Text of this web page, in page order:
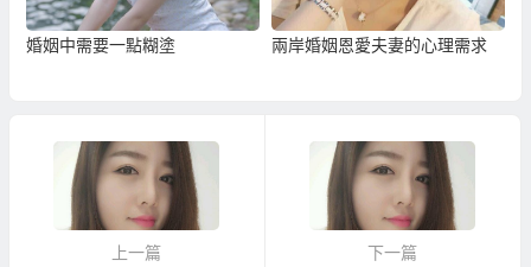
婚姻中需要一點糊塗 兩岸婚姻恩愛夫妻的心理需求
上一篇
下一篇